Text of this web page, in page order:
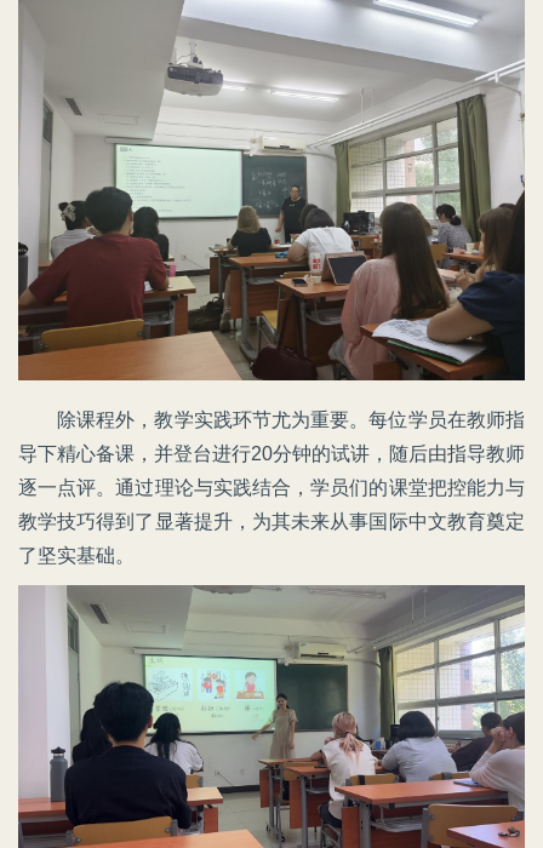
除课程外，教学实践环节尤为重要。每位学员在教师指
导下精心备课，并登台进行20分钟的试讲，随后由指导教师
逐一点评。通过理论与实践结合，学员们的课堂把控能力与
教学技巧得到了显著提升，为其未来从事国际中文教育奠定
了坚实基础。